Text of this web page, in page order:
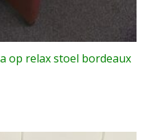
op relax stoel bordeaux